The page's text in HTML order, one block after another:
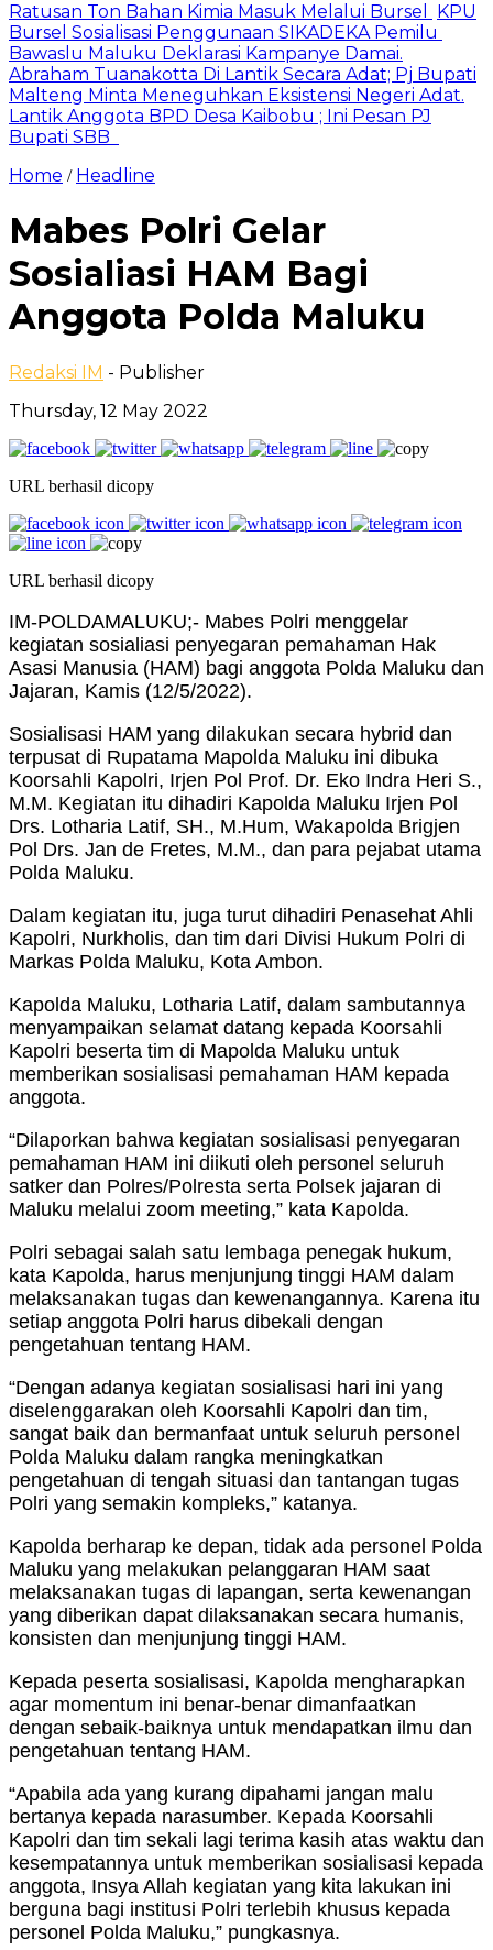
Ratusan Ton Bahan Kimia Masuk Melalui Bursel
KPU
Bursel Sosialisasi Penggunaan SIKADEKA Pemilu
Bawaslu Maluku Deklarasi Kampanye Damai.
Abraham Tuanakotta Di Lantik Secara Adat; Pj Bupati
Malteng Minta Meneguhkan Eksistensi Negeri Adat.
Lantik Anggota BPD Desa Kaibobu ; Ini Pesan PJ
Bupati SBB
Home / Headline
Mabes Polri Gelar
Sosialiasi HAM Bagi
Anggota Polda Maluku
Redaksi IM - Publisher
Thursday, 12 May 2022
URL berhasil dicopy
URL berhasil dicopy
IM-POLDAMALUKU;- Mabes Polri menggelar
kegiatan sosialiasi penyegaran pemahaman Hak
Asasi Manusia (HAM) bagi anggota Polda Maluku dan
Jajaran, Kamis (12/5/2022).
Sosialisasi HAM yang dilakukan secara hybrid dan
terpusat di Rupatama Mapolda Maluku ini dibuka
Koorsahli Kapolri, Irjen Pol Prof. Dr. Eko Indra Heri S.,
M.M. Kegiatan itu dihadiri Kapolda Maluku Irjen Pol
Drs. Lotharia Latif, SH., M.Hum, Wakapolda Brigjen
Pol Drs. Jan de Fretes, M.M., dan para pejabat utama
Polda Maluku.
Dalam kegiatan itu, juga turut dihadiri Penasehat Ahli
Kapolri, Nurkholis, dan tim dari Divisi Hukum Polri di
Markas Polda Maluku, Kota Ambon.
Kapolda Maluku, Lotharia Latif, dalam sambutannya
menyampaikan selamat datang kepada Koorsahli
Kapolri beserta tim di Mapolda Maluku untuk
memberikan sosialisasi pemahaman HAM kepada
anggota.
“Dilaporkan bahwa kegiatan sosialisasi penyegaran
pemahaman HAM ini diikuti oleh personel seluruh
satker dan Polres/Polresta serta Polsek jajaran di
Maluku melalui zoom meeting,” kata Kapolda.
Polri sebagai salah satu lembaga penegak hukum,
kata Kapolda, harus menjunjung tinggi HAM dalam
melaksanakan tugas dan kewenangannya. Karena itu
setiap anggota Polri harus dibekali dengan
pengetahuan tentang HAM.
“Dengan adanya kegiatan sosialisasi hari ini yang
diselenggarakan oleh Koorsahli Kapolri dan tim,
sangat baik dan bermanfaat untuk seluruh personel
Polda Maluku dalam rangka meningkatkan
pengetahuan di tengah situasi dan tantangan tugas
Polri yang semakin kompleks,” katanya.
Kapolda berharap ke depan, tidak ada personel Polda
Maluku yang melakukan pelanggaran HAM saat
melaksanakan tugas di lapangan, serta kewenangan
yang diberikan dapat dilaksanakan secara humanis,
konsisten dan menjunjung tinggi HAM.
Kepada peserta sosialisasi, Kapolda mengharapkan
agar momentum ini benar-benar dimanfaatkan
dengan sebaik-baiknya untuk mendapatkan ilmu dan
pengetahuan tentang HAM.
“Apabila ada yang kurang dipahami jangan malu
bertanya kepada narasumber. Kepada Koorsahli
Kapolri dan tim sekali lagi terima kasih atas waktu dan
kesempatannya untuk memberikan sosialisasi kepada
anggota, Insya Allah kegiatan yang kita lakukan ini
berguna bagi institusi Polri terlebih khusus kepada
personel Polda Maluku,” pungkasnya.